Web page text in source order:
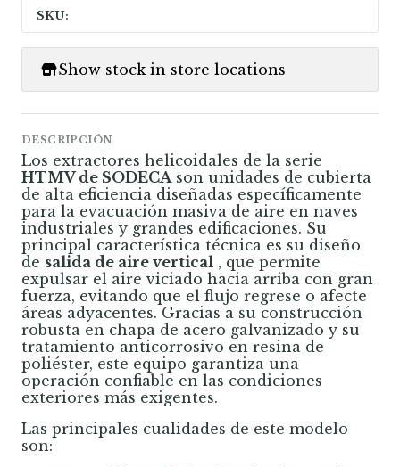
SKU:
Show stock in store locations
DESCRIPCIÓN
Los extractores helicoidales de la serie
HTMV de SODECAson unidades de cubierta
de alta eficiencia diseñadas específicamente
para la evacuación masiva de aire en naves
industriales y grandes edificaciones. Su
principal característica técnica es su diseño
de salida de aire vertical , que permite
expulsar el aire viciado hacia arriba con gran
fuerza, evitando que el flujo regrese o afecte
áreas adyacentes. Gracias a su construcción
robusta en chapa de acero galvanizado y su
tratamiento anticorrosivo en resina de
poliéster, este equipo garantiza una
operación confiable en las condiciones
exteriores más exigentes.
Las principales cualidades de este modelo
son: